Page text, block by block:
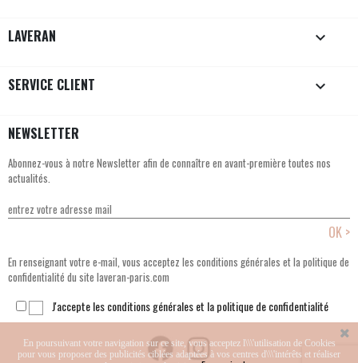
LAVERAN 
SERVICE CLIENT 
NEWSLETTER
Abonnez-vous à notre Newsletter afin de connaître en avant-première toutes nos
actualités.
En renseignant votre e-mail, vous acceptez les conditions générales et la politique de
confidentialité du site laveran-paris.com
J'accepte les conditions générales et la politique de confidentialité
En poursuivant votre navigation sur ce site, vous acceptez l\\\'utilisation de Cookies
pour vous proposer des publicités ciblées adaptées à vos centres d\\\'intérêts et réaliser